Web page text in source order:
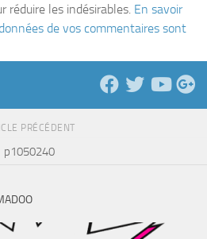
réduire les indésirables. En savoir
de vos commentaires sont
PRÉCÉDENT
p1050240